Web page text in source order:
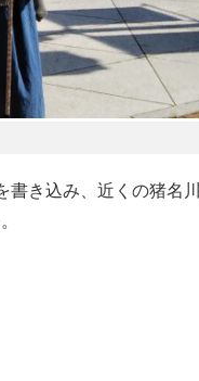
き込み、近くの猪名